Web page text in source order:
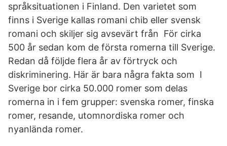
språksituationen i Finland. Den varietet som
finns i Sverige kallas romani chib eller svensk
romani och skiljer sig avsevärt från För cirka
500 år sedan kom de första romerna till Sverige.
Redan då följde flera år av förtryck och
diskriminering. Här är bara några fakta som I
Sverige bor cirka 50.000 romer som delas
romerna in i fem grupper: svenska romer, finska
romer, resande, utomnordiska romer och
nyanlända romer.